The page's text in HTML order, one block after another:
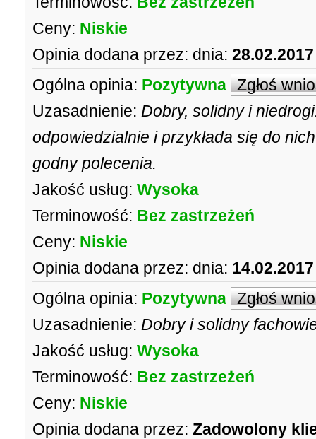
Ceny: Niskie
Opinia dodana przez: dnia:
Ogólna opinia: Pozytywna Zgłoś
Uzasadnienie: Dobry, solidny i
odpowiedzialnie i przykłada się do
godny polecenia.
Jakość usług: Wysoka
Terminowość: Bez zastrzeżeń
Ceny: Niskie
Opinia dodana przez: dnia:
Ogólna opinia: Pozytywna Zgłoś
Uzasadnienie: Dobry i solidny
Jakość usług: Wysoka
Terminowość: Bez zastrzeżeń
Ceny: Niskie
Opinia dodana przez: Zadowolony